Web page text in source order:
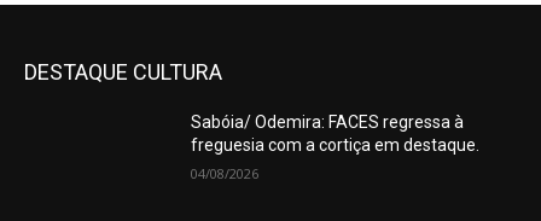
DESTAQUE CULTURA
Sabóia/ Odemira: FACES regressa à
freguesia com a cortiça em destaque.
04/08/2026